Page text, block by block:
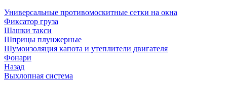
Универсальные противомоскитные сетки на окна
Фиксатор груза
Шашки такси
Шприцы плунжерные
Шумоизоляция капота и утеплители двигателя
Фонари
Назад
Выхлопная система